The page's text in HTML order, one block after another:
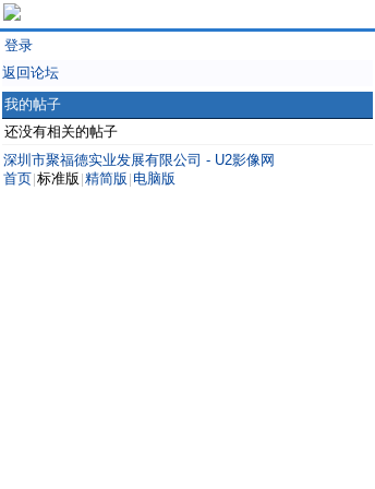
登录
返回论坛
我的帖子
还没有相关的帖子
深圳市聚福德实业发展有限公司 - U2影像网
首页 标准版 精简版 电脑版